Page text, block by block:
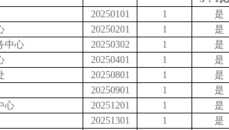
20250101 1
是
20250201 1
是
中心
20250302 1
是
20250401 1
是
20250801 1
是
20250901 1
是
心
20251201 1
是
20251301 1
是